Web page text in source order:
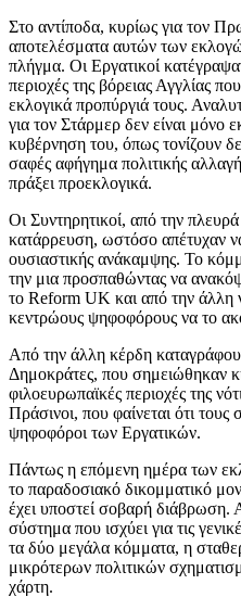
Στο αντίποδα, κυρίως για τον
αποτελέσματα αυτών των
πλήγμα. Οι Εργατικοί
περιοχές της βόρειας Αγγλίας
εκλογικά προπύργιά τους.
για τον Στάρμερ δεν είναι μόνο
κυβέρνηση του, όπως τονίζουν
σαφές αφήγημα πολιτικής
πράξει προεκλογικά.
Οι Συντηρητικοί, από την
κατάρρευση, ωστόσο απέτυχαν
ουσιαστικής ανάκαμψης. Το
την μια προσπαθώντας να
το Reform UK και από την άλλη
κεντρώους ψηφοφόρους να το
Από την άλλη κέρδη
Δημοκράτες, που σημειώθηκαν
φιλοευρωπαϊκές περιοχές της
Πράσινοι, που φαίνεται ότι τους
ψηφοφόροι των Εργατικών.
Πάντως η επόμενη ημέρα των
το παραδοσιακό δικομματικό
έχει υποστεί σοβαρή διάβρωση.
σύστημα που ισχύει για τις
τα δύο μεγάλα κόμματα, η
μικρότερων πολιτικών
χάρτη.